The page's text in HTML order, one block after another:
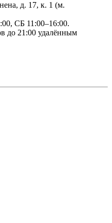
д. 17, к. 1 (м.
СБ 11:00–16:00.
до 21:00 удалённым